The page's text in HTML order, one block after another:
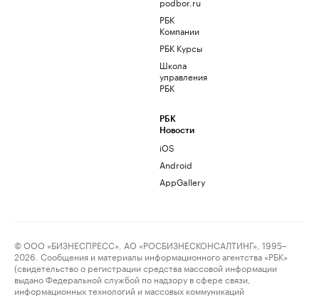
РБК
Компании
РБК Курсы
Школа
управления
РБК
РБК
Новости
iOS
Android
AppGallery
© ООО «БИЗНЕСПРЕСС», АО «РОСБИЗНЕСКОНСАЛТИНГ», 1995–
2026. Сообщения и материалы информационного агентства «РБК»
(свидетельство о регистрации средства массовой информации
выдано Федеральной службой по надзору в сфере связи,
информационных технологий и массовых коммуникаций